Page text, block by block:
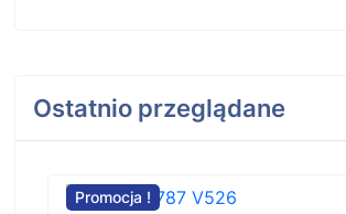
Ostatnio przeglądane
Promocja !